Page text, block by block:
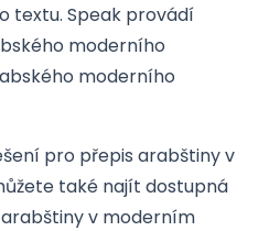
textu. Speak provádí
moderního
moderního
pro přepis arabštiny v
také najít dostupná
v moderním